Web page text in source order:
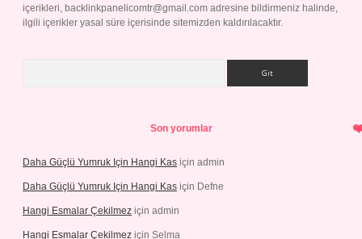
içerikleri, backlinkpanelicomtr@gmail.com adresine bildirmeniz halinde,
ilgili içerikler yasal süre içerisinde sitemizden kaldırılacaktır.
Son yorumlar
Daha Güçlü Yumruk Için Hangi Kas için admin
Daha Güçlü Yumruk Için Hangi Kas için Defne
Hangi Esmalar Çekilmez için admin
Hangi Esmalar Çekilmez için Selma